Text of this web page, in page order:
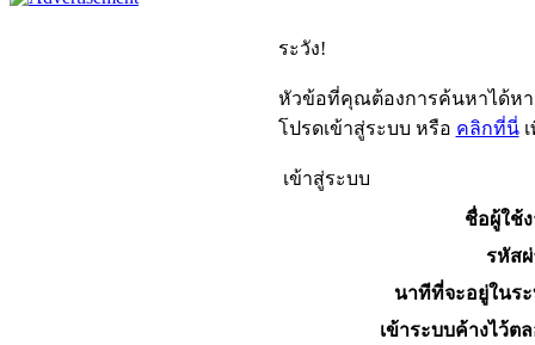
ระวัง!
หัวข้อที่คุณต้องการค้นหาได้ห
โปรดเข้าสู่ระบบ หรือ คลิกที่นี่เ
เข้าสู่ระบบ
ชื่อผู้ใช้
รหัส
นาทีที่จะอยู่ในร
เข้าระบบค้างไว้ต